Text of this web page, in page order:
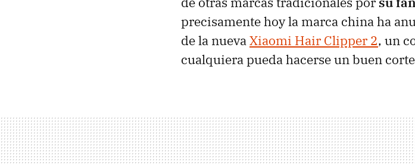
precisamente hoy la marca china ha
de la nuevaXiaomi Hair Clipper 2, un
cualquiera pueda hacerse un buen